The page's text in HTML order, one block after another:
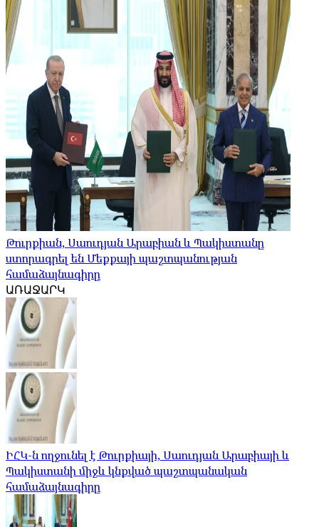
Թուրքիան, Սաուդյան Արաբիան և Պակիստանը
ստորագրել են Մեքքայի պաշտպանության
համաձայնագիրը
ԱՌԱՋԱՐԿ
ԻՀԿ-ն ողջունել է Թուրքիայի, Սաուդյան Արաբիայի և
Պակիստանի միջև կնքված պաշտպանական
համաձայնագիրը